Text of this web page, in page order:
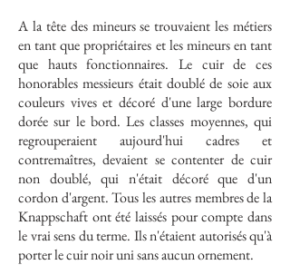
A la tête des mineurs se trouvaient les métiers
en tant que propriétaires et les mineurs en tant
que hauts fonctionnaires. Le cuir de ces
honorables messieurs était doublé de soie aux
couleurs vives et décoré d'une large bordure
dorée sur le bord. Les classes moyennes, qui
regrouperaient aujourd'hui cadres et
contremaîtres, devaient se contenter de cuir
non doublé, qui n'était décoré que d'un
cordon d'argent. Tous les autres membres de la
Knappschaft ont été laissés pour compte dans
le vrai sens du terme. Ils n'étaient autorisés qu'à
porter le cuir noir uni sans aucun ornement.